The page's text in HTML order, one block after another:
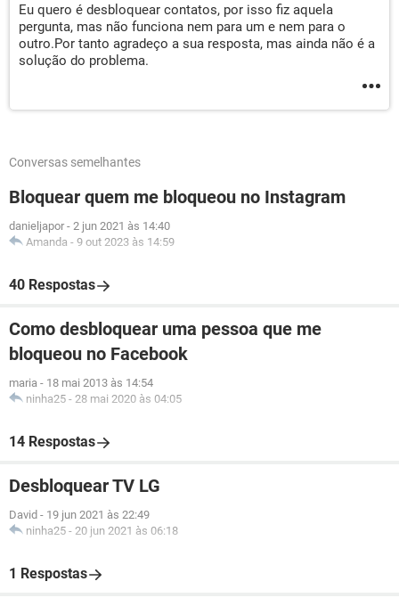
Eu quero é desbloquear contatos, por isso fiz aquela
pergunta, mas não funciona nem para um e nem para o
outro.Por tanto agradeço a sua resposta, mas ainda não é a
solução do problema.
Conversas semelhantes
Bloquear quem me bloqueou no Instagram
danieljapor - 2 jun 2021 às 14:40
Amanda - 9 out 2023 às 14:59
40 Respostas
Como desbloquear uma pessoa que me
bloqueou no Facebook
maria - 18 mai 2013 às 14:54
ninha25 - 28 mai 2020 às 04:05
14 Respostas
Desbloquear TV LG
David - 19 jun 2021 às 22:49
ninha25 - 20 jun 2021 às 06:18
1 Respostas